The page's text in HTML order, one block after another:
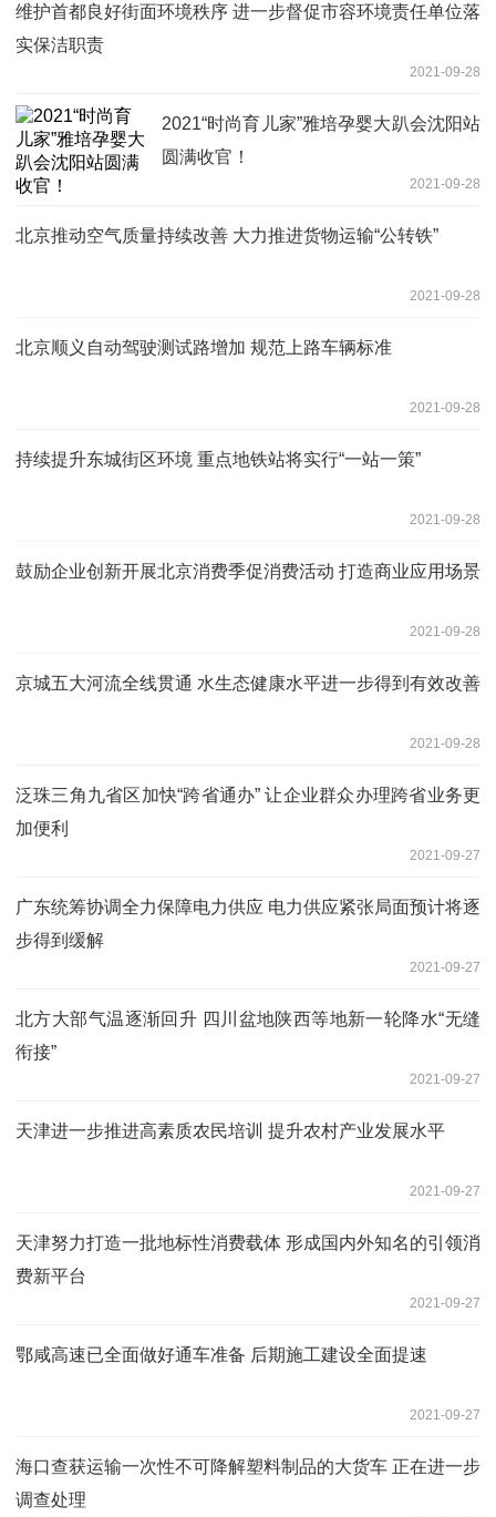
维护首都良好街面环境秩序 进一步督促市容环境责任单位落
实保洁职责
2021-09-28
2021“时尚育儿家”雅培孕婴大趴会沈阳站
圆满收官！
2021-09-28
北京推动空气质量持续改善 大力推进货物运输“公转铁”
2021-09-28
北京顺义自动驾驶测试路增加 规范上路车辆标准
2021-09-28
持续提升东城街区环境 重点地铁站将实行“一站一策”
2021-09-28
鼓励企业创新开展北京消费季促消费活动 打造商业应用场景
2021-09-28
京城五大河流全线贯通 水生态健康水平进一步得到有效改善
2021-09-28
泛珠三角九省区加快“跨省通办” 让企业群众办理跨省业务更
加便利
2021-09-27
广东统筹协调全力保障电力供应 电力供应紧张局面预计将逐
步得到缓解
2021-09-27
北方大部气温逐渐回升 四川盆地陕西等地新一轮降水“无缝
衔接”
2021-09-27
天津进一步推进高素质农民培训 提升农村产业发展水平
2021-09-27
天津努力打造一批地标性消费载体 形成国内外知名的引领消
费新平台
2021-09-27
鄂咸高速已全面做好通车准备 后期施工建设全面提速
2021-09-27
海口查获运输一次性不可降解塑料制品的大货车 正在进一步
调查处理